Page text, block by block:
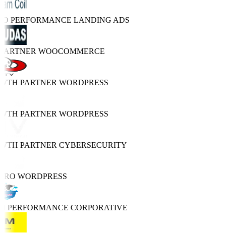
PERFORMANCELANDING ADS
WOOCOMMERCE
PARTNERWORDPRESS
PARTNERWORDPRESS
PARTNERCYBERSECURITY
WORDPRESS
PERFORMANCECORPORATIVE